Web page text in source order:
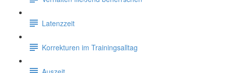
Latenzzeit
Korrekturen im Trainingsalltag